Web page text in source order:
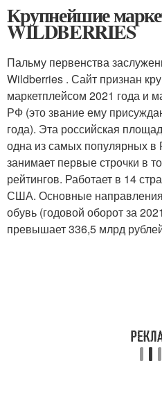
Крупнейшие
WILDBERRIES
Пальму первенства
Wildberries . Сайт признан
маркетплейсом 2021 года и
РФ (это звание ему
года). Эта российская
одна из самых популярных в
занимает первые строчки в
рейтингов. Работает в 14
США. Основные
обувь (годовой оборот за
превышает 336,5 млрд